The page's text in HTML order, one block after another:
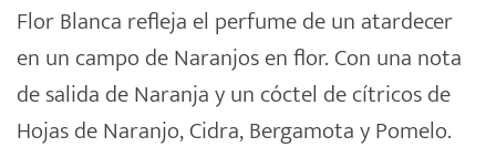
Flor Blanca refleja el perfume de un atardecer
en un campo de Naranjos en flor. Con una nota
de salida de Naranja y un cóctel de cítricos de
Hojas de Naranjo, Cidra, Bergamota y Pomelo.